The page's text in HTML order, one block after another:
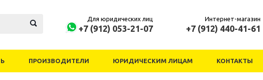
Для юридических лиц
+7 (912) 053-21-07
Интернет-магазин
+7 (912) 440-41-61
ПРОИЗВОДИТЕЛИ ЮРИДИЧЕСКИМ ЛИЦАМ КОНТАКТЫ